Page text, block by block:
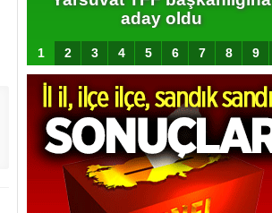
aday oldu
1 2 3 4 5 6 7 8 9